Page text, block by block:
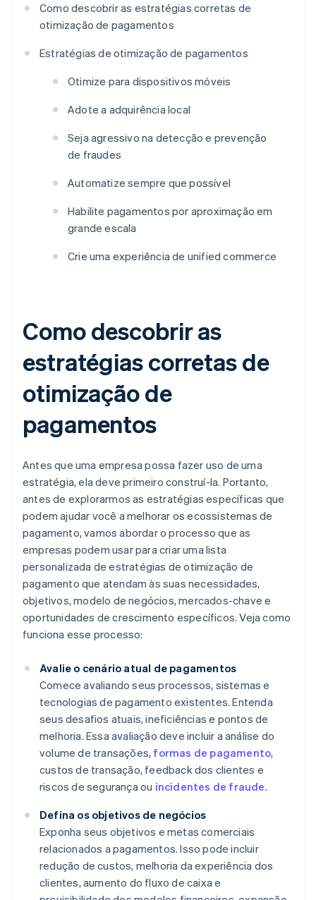
Como descobrir as estratégias corretas de
otimização de pagamentos
Estratégias de otimização de pagamentos
Otimize para dispositivos móveis
Adote a adquirência local
Seja agressivo na detecção e prevenção
de fraudes
Automatize sempre que possível
Habilite pagamentos por aproximação em
grande escala
Crie uma experiência de unified commerce
Como descobrir as
estratégias corretas de
otimização de
pagamentos
Antes que uma empresa possa fazer uso de uma
estratégia, ela deve primeiro construí-la. Portanto,
antes de explorarmos as estratégias específicas que
podem ajudar você a melhorar os ecossistemas de
pagamento, vamos abordar o processo que as
empresas podem usar para criar uma lista
personalizada de estratégias de otimização de
pagamento que atendam às suas necessidades,
objetivos, modelo de negócios, mercados-chave e
oportunidades de crescimento específicos. Veja como
funciona esse processo:
Avalie o cenário atual de pagamentos
Comece avaliando seus processos, sistemas e
tecnologias de pagamento existentes. Entenda
seus desafios atuais, ineficiências e pontos de
melhoria. Essa avaliação deve incluir a análise do
volume de transações, formas de pagamento,
custos de transação, feedback dos clientes e
riscos de segurança ou incidentes de fraude.
Defina os objetivos de negócios
Exponha seus objetivos e metas comerciais
relacionados a pagamentos. Isso pode incluir
redução de custos, melhoria da experiência dos
clientes, aumento do fluxo de caixa e